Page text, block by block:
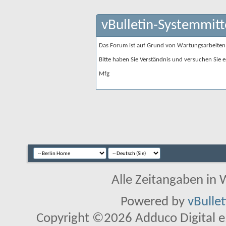
vBulletin-
Das Forum ist auf Grund von
Bitte haben Sie Verständnis und versuchen Sie
Mfg
Alle Zeitangaben in
Powered by
Copyright ©2026 Adduco Digital